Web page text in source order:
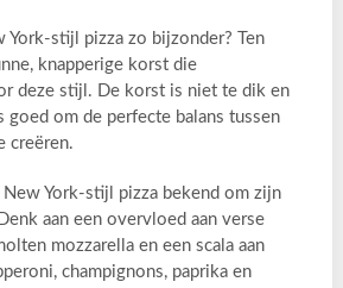
York-stijl pizza zo bijzonder? Ten
knapperige korst die
deze stijl. De korst is niet te dik en
goed om de perfecte balans tussen
creëren.
New York-stijl pizza bekend om zijn
aan een overvloed aan verse
mozzarella en een scala aan
champignons, paprika en